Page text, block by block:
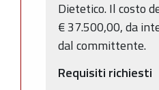
Dietetico. Il costo
€ 37.500,00, da
dal committente.
Requisiti richiesti